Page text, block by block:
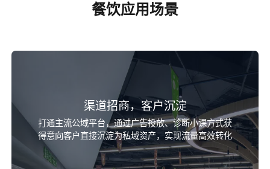
餐饮应用场景
渠道招商，客户沉淀
打通主流公域平台，通过广告投放、诊断小课方式获
得意向客户直接沉淀为私域资产，实现流量高效转化